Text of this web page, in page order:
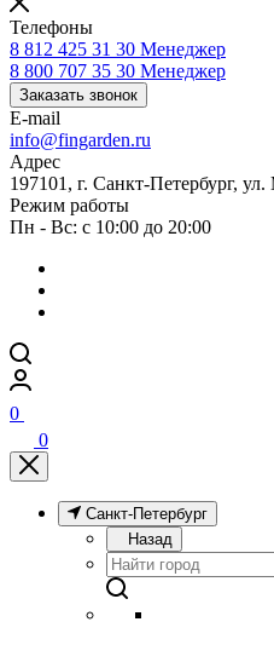
Телефоны
8 812 425 31 30 Менеджер
8 800 707 35 30 Менеджер
Заказать звонок
E-mail
info@fingarden.ru
Адрес
197101, г. Санкт-Петербург,
Режим работы
Пн - Вс: с 10:00 до 20:00
0
0
Санкт-Петербург
Назад